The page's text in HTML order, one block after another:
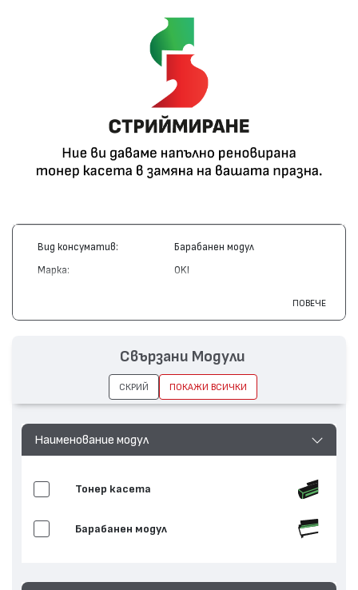
Вид консуматив: Барабанен модул
Марка: OKI
Съвместими устройства: C3200
ПОВЕЧЕ
Наименование модул
Тонер касета
Барабанен модул
Свързани Модули
СКРИЙ ПОКАЖИ ВСИЧКИ